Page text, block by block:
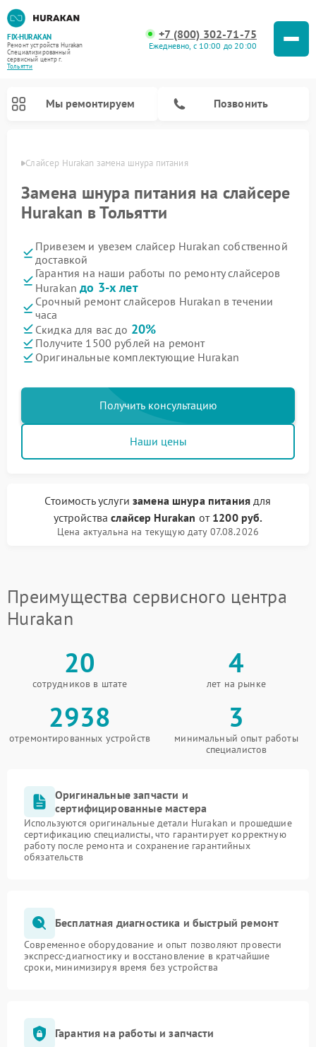
FIX-HURAKAN
Ремонт устройств Hurakan
Специализированный
cервисный центр г.
Тольятти
+7 (800) 302-71-75
Ежедневно, с 10:00 до 20:00
Мы ремонтируем Позвонить
Слайсер Hurakan замена шнура питания
Замена шнура питания на слайсере
Hurakan в Тольятти
Привезем и увезем слайсер Hurakan собственной
доставкой
Гарантия на наши работы по ремонту слайсеров
Hurakanдо 3-х лет
Срочный ремонт слайсеров Hurakan в течении
часа
Скидка для вас до 20%
Получите 1500 рублей на ремонт
Оригинальные комплектующие Hurakan
Получить консультацию
Наши цены
Стоимость услуги замена шнура питаниядля
устройстваслайсер Hurakan от 1200 руб.
Цена актуальна на текущую дату 07.08.2026
Преимущества сервисного центра
Hurakan
20
сотрудников в штате
4
лет на рынке
2938
отремонтированных устройств
3
минимальный опыт работы
специалистов
Оригинальные запчасти и
сертифицированные мастера
Используются оригинальные детали Hurakan и прошедшие
сертификацию специалисты, что гарантирует корректную
работу после ремонта и сохранение гарантийных
обязательств
Бесплатная диагностика и быстрый ремонт
Современное оборудование и опыт позволяют провести
экспресс-диагностику и восстановление в кратчайшие
сроки, минимизируя время без устройства
Гарантия на работы и запчасти